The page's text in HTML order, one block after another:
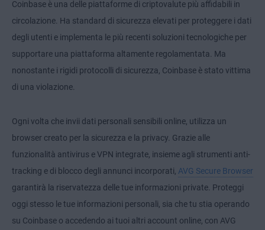
Coinbase è una delle piattaforme di criptovalute più affidabili in
circolazione. Ha standard di sicurezza elevati per proteggere i dati
degli utenti e implementa le più recenti soluzioni tecnologiche per
supportare una piattaforma altamente regolamentata. Ma
nonostante i rigidi protocolli di sicurezza, Coinbase è stato vittima
di una violazione.
Ogni volta che invii dati personali sensibili online, utilizza un
browser creato per la sicurezza e la privacy. Grazie alle
funzionalità antivirus e VPN integrate, insieme agli strumenti anti-
tracking e di blocco degli annunci incorporati, AVG Secure Browser
garantirà la riservatezza delle tue informazioni private. Proteggi
oggi stesso le tue informazioni personali, sia che tu stia operando
su Coinbase o accedendo ai tuoi altri account online, con AVG